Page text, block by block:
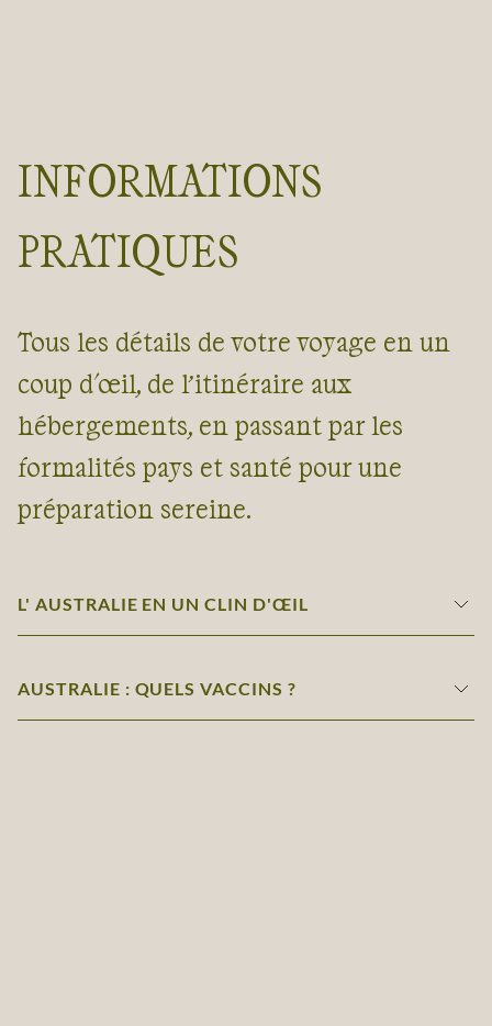
INFORMATIONS
PRATIQUES
Tous les détails de votre voyage en un
coup d'œil, de l’itinéraire aux
hébergements, en passant par les
formalités pays et santé pour une
préparation sereine.
L' AUSTRALIE EN UN CLIN D'ŒIL
AUSTRALIE : QUELS VACCINS ?